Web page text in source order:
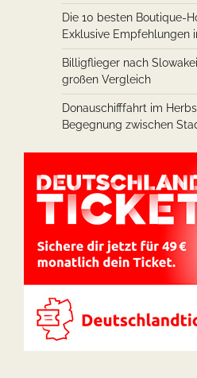
Die 10 besten Boutique-
Exklusive Empfehlungen
Billigflieger nach
großen Vergleich
Donauschifffahrt im
Begegnung zwischen